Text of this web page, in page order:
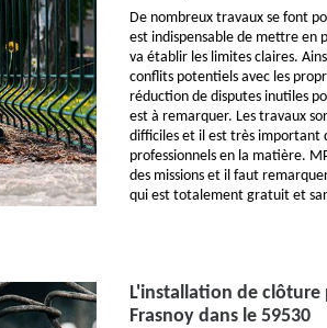
De nombreux travaux se font
est indispensable de mettre en
va établir les limites claires.
conflits potentiels avec les
réduction de disputes inutiles
est à remarquer. Les travaux
difficiles et il est très important
professionnels en la matière.
des missions et il faut
qui est totalement gratuit et
L'installation de clôture
Frasnoy dans le 59530